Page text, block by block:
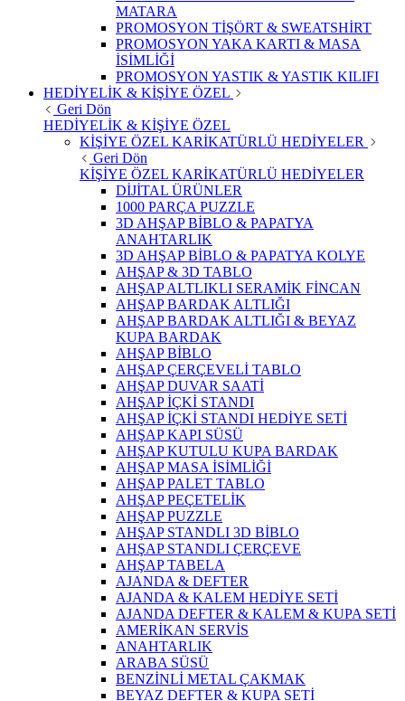
MATARA
PROMOSYON TİŞÖRT & SWEATSHİRT
PROMOSYON YAKA KARTI & MASA
İSİMLİĞİ
PROMOSYON YASTIK & YASTIK KILIFI
HEDİYELİK & KİŞİYE ÖZEL
Geri Dön
HEDİYELİK & KİŞİYE ÖZEL
KİŞİYE ÖZEL KARİKATÜRLÜ HEDİYELER
Geri Dön
KİŞİYE ÖZEL KARİKATÜRLÜ HEDİYELER
DİJİTAL ÜRÜNLER
1000 PARÇA PUZZLE
3D AHŞAP BİBLO & PAPATYA
ANAHTARLIK
3D AHŞAP BİBLO & PAPATYA KOLYE
AHŞAP & 3D TABLO
AHŞAP ALTLIKLI SERAMİK FİNCAN
AHŞAP BARDAK ALTLIĞI
AHŞAP BARDAK ALTLIĞI & BEYAZ
KUPA BARDAK
AHŞAP BİBLO
AHŞAP ÇERÇEVELİ TABLO
AHŞAP DUVAR SAATİ
AHŞAP İÇKİ STANDI
AHŞAP İÇKİ STANDI HEDİYE SETİ
AHŞAP KAPI SÜSÜ
AHŞAP KUTULU KUPA BARDAK
AHŞAP MASA İSİMLİĞİ
AHŞAP PALET TABLO
AHŞAP PEÇETELİK
AHŞAP PUZZLE
AHŞAP STANDLI 3D BİBLO
AHŞAP STANDLI ÇERÇEVE
AHŞAP TABELA
AJANDA & DEFTER
AJANDA & KALEM HEDİYE SETİ
AJANDA DEFTER & KALEM & KUPA SETİ
AMERİKAN SERVİS
ANAHTARLIK
ARABA SÜSÜ
BENZİNLİ METAL ÇAKMAK
BEYAZ DEFTER & KUPA SETİ